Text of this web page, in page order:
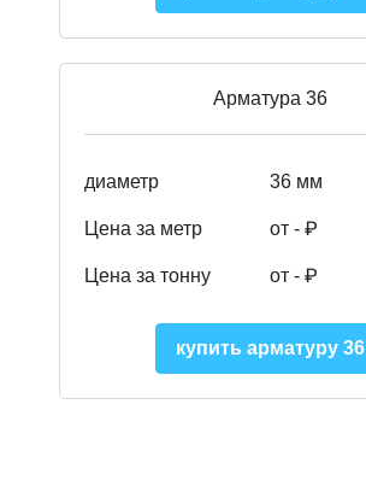
Арматура 36
диаметр 36 мм
Цена за метр от - ₽
Цена за тонну от - ₽
купить арматуру 36